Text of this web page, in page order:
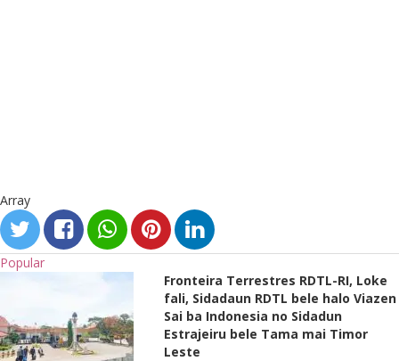
Array
Popular
Fronteira Terrestres RDTL-RI, Loke
fali, Sidadaun RDTL bele halo Viazen
Sai ba Indonesia no Sidadun
Estrajeiru bele Tama mai Timor
Leste